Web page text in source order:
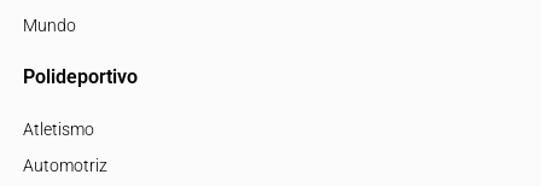
Mundo
Polideportivo
Atletismo
Automotriz